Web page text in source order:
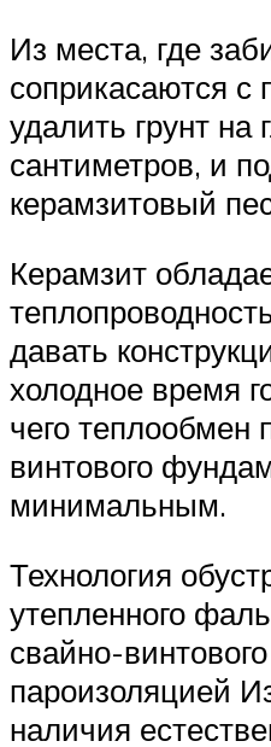
Из места, где
соприкасаются с
удалить грунт на
сантиметров, и
керамзитовый
Керамзит
давать
холодное время
чего теплообмен
винтового
минимальным.
Технология
утепленного
свайно-
пароизоляцией
наличия